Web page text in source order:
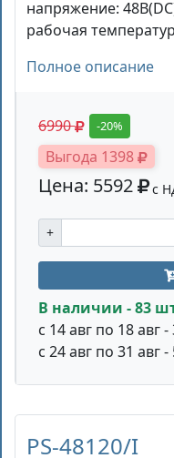
напряжение:
рабочая
Полное описание
6990 -20%
Выгода 1398
Цена: 5592 с
+
В наличии - 83
с 14 авг по 18 авг
с 24 авг по 31 авг
PS-48120/I